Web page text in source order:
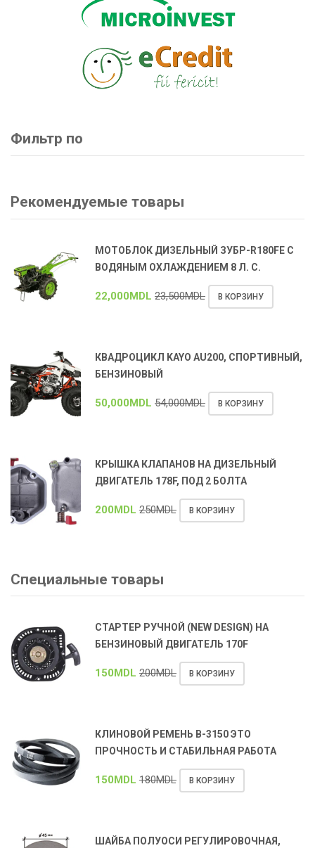
Фильтр по
Рекомендуемые товары
МОТОБЛОК ДИЗЕЛЬНЫЙ ЗУБР-R180FE С
ВОДЯНЫМ ОХЛАЖДЕНИЕМ 8 Л. С.
22,000MDL 23,500MDL В КОРЗИНУ
КВАДРОЦИКЛ KAYO AU200, СПОРТИВНЫЙ,
БЕНЗИНОВЫЙ
50,000MDL 54,000MDL В КОРЗИНУ
КРЫШКА КЛАПАНОВ НА ДИЗЕЛЬНЫЙ
ДВИГАТЕЛЬ 178F, ПОД 2 БОЛТА
200MDL 250MDL В КОРЗИНУ
Специальные товары
СТАРТЕР РУЧНОЙ (NEW DESIGN) НА
БЕНЗИНОВЫЙ ДВИГАТЕЛЬ 170F
150MDL 200MDL В КОРЗИНУ
КЛИНОВОЙ РЕМЕНЬ В-3150 ЭТО
ПРОЧНОСТЬ И СТАБИЛЬНАЯ РАБОТА
150MDL 180MDL В КОРЗИНУ
ШАЙБА ПОЛУОСИ РЕГУЛИРОВОЧНАЯ,